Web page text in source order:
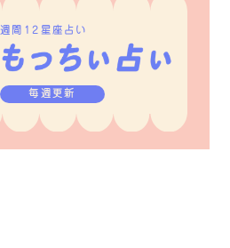
週間12星座占い
毎週更新